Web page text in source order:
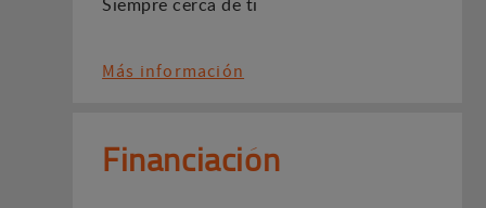
Más información
Financiación